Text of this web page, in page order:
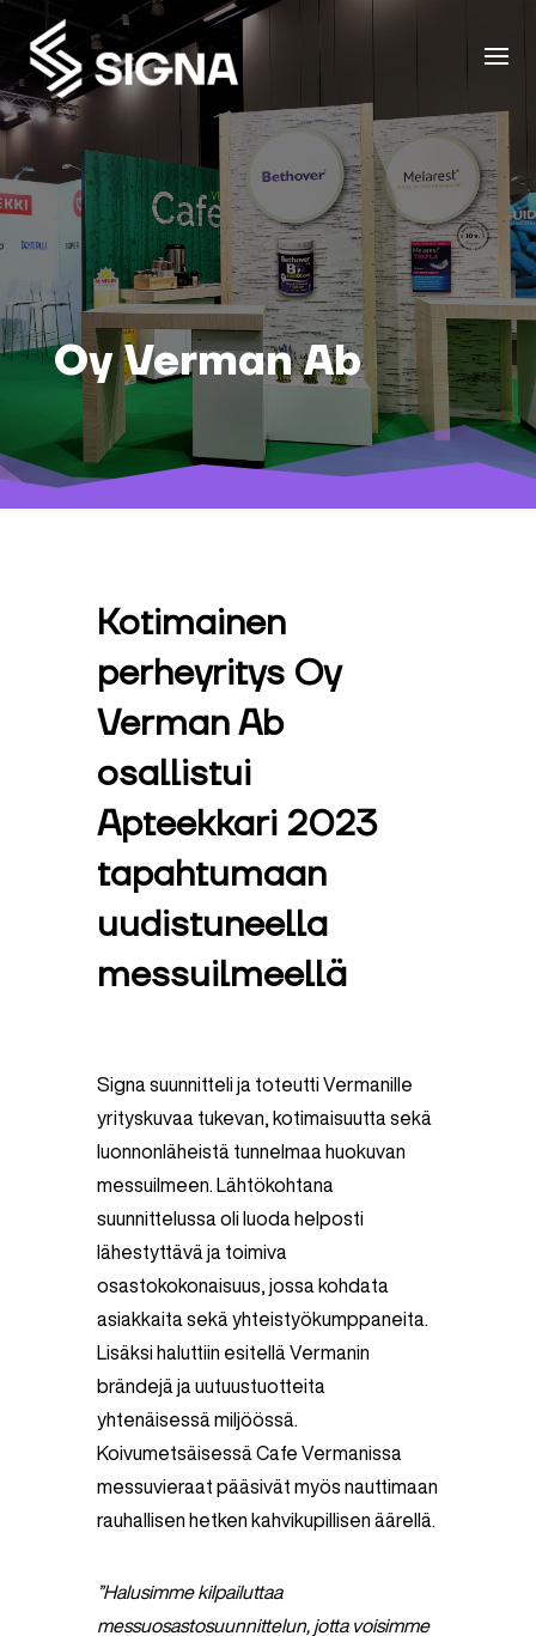
Oy Verman Ab
Kotimainen
perheyritys Oy
Verman Ab
osallistui
Apteekkari 2023
tapahtumaan
uudistuneella
messuilmeellä
Signa suunnitteli ja toteutti Vermanille
yrityskuvaa tukevan, kotimaisuutta sekä
luonnonläheistä tunnelmaa huokuvan
messuilmeen. Lähtökohtana
suunnittelussa oli luoda helposti
lähestyttävä ja toimiva
osastokokonaisuus, jossa kohdata
asiakkaita sekä yhteistyökumppaneita.
Lisäksi haluttiin esitellä Vermanin
brändejä ja uutuustuotteita
yhtenäisessä miljöössä.
Koivumetsäisessä Cafe Vermanissa
messuvieraat pääsivät myös nauttimaan
rauhallisen hetken kahvikupillisen äärellä.
”Halusimme kilpailuttaa
messuosastosuunnittelun, jotta voisimme